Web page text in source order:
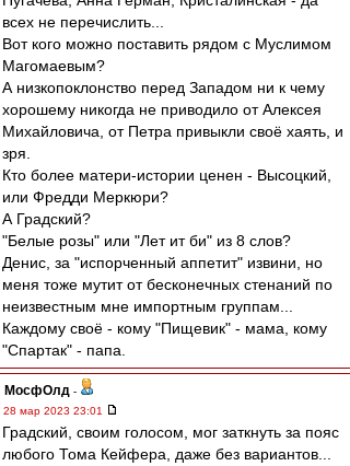
всех не перечислить...
Вот кого можно поставить рядом с Муслимом
Магомаевым?
А низкопоклонство перед Западом ни к чему
хорошему никогда не приводило от Алексея
Михайловича, от Петра привыкли своё хаять, и
зря.
Кто более матери-истории ценен - Высоцкий,
или Фредди Меркюри?
А Градский?
"Белые розы" или "Лет ит би" из 8 слов?
Денис, за "испорченный аппетит" извини, но
меня тоже мутит от бесконечных стенаний по
неизвестным мне импортным группам...
Каждому своё - кому "Пищевик" - мама, кому
"Спартак" - папа.
МосфОлд -
28 мар 2023 23:01
Градский, своим голосом, мог заткнуть за пояс
любого Тома Кейфера, даже без вариантов...